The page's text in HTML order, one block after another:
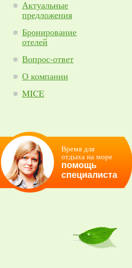
Актуальные
предложения
Бронирование
отелей
Вопрос-ответ
О компании
MICE
Время для
отдыха на море
помощь
специалиста